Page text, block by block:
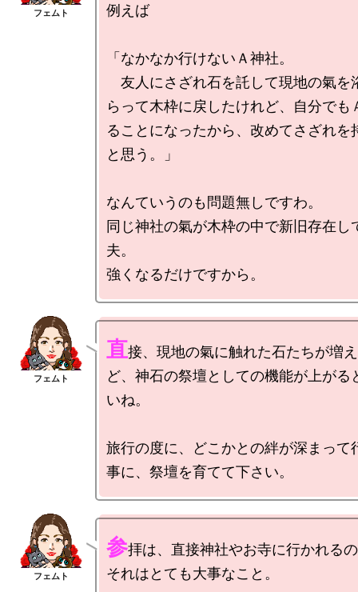
例えば
「なかなか行けないＡ神社。
友人にさざれ石を託して現地の氣を
らって木枠に戻したけれど、自分でも
ることになったから、改めてさざれを
と思う。」
なんていうのも問題無しですわ。
同じ神社の氣が木枠の中で新旧存在し
夫。
直接、現地の氣に触れた石たちが増
ど、神石の祭壇としての機能が上がる
いね。
旅行の度に、どこかとの絆が深まって
参拝は、直接神社やお寺に行かれる
それはとても大事なこと。